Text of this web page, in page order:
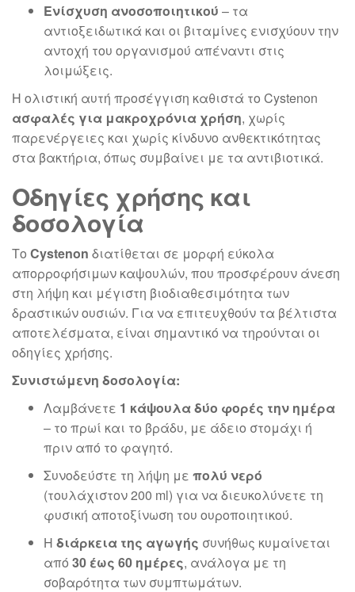
Ενίσχυση ανοσοποιητικού – τα
αντιοξειδωτικά και οι βιταμίνες ενισχύουν την
αντοχή του οργανισμού απέναντι στις
λοιμώξεις.
Η ολιστική αυτή προσέγγιση καθιστά το Cystenon
ασφαλές για μακροχρόνια χρήση, χωρίς
παρενέργειες και χωρίς κίνδυνο ανθεκτικότητας
στα βακτήρια, όπως συμβαίνει με τα αντιβιοτικά.
Οδηγίες χρήσης και
δοσολογία
Το Cystenon διατίθεται σε μορφή εύκολα
απορροφήσιμων καψουλών, που προσφέρουν άνεση
στη λήψη και μέγιστη βιοδιαθεσιμότητα των
δραστικών ουσιών. Για να επιτευχθούν τα βέλτιστα
αποτελέσματα, είναι σημαντικό να τηρούνται οι
οδηγίες χρήσης.
Συνιστώμενη δοσολογία:
Λαμβάνετε 1 κάψουλα δύο φορές την ημέρα
– το πρωί και το βράδυ, με άδειο στομάχι ή
πριν από το φαγητό.
Συνοδεύστε τη λήψη με πολύ νερό
(τουλάχιστον 200 ml) για να διευκολύνετε τη
φυσική αποτοξίνωση του ουροποιητικού.
Η διάρκεια της αγωγής συνήθως κυμαίνεται
από 30 έως 60 ημέρες, ανάλογα με τη
σοβαρότητα των συμπτωμάτων.